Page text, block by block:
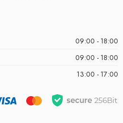
09:00 - 18:00
09:00 - 18:00
13:00 - 17:00